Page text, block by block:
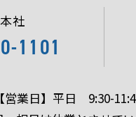
社
1101
【営業日】平日 9:30-